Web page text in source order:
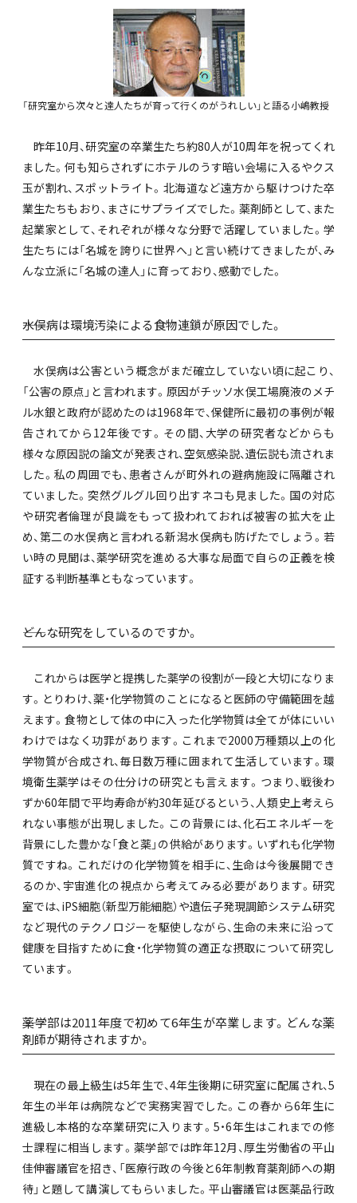
「研究室から次々と達人たちが育って行くのがうれしい」と語る小嶋教授
昨年10月、研究室の卒業生たち約80人が10周年を祝ってくれ
ました。何も知らされずにホテルのうす暗い会場に入るやクス
玉が割れ、スポットライト。北海道など遠方から駆けつけた卒
業生たちもおり、まさにサプライズでした。薬剤師として、また
起業家として、それぞれが様々な分野で活躍していました。学
生たちには「名城を誇りに世界へ」と言い続けてきましたが、み
んな立派に「名城の達人」に育っており、感動でした。
――水俣病は環境汚染による食物連鎖が原因でした。
水俣病は公害という概念がまだ確立していない頃に起こり、
「公害の原点」と言われます。原因がチッソ水俣工場廃液のメチ
ル水銀と政府が認めたのは1968年で、保健所に最初の事例が報
告されてから12年後です。その間、大学の研究者などからも
様々な原因説の論文が発表され、空気感染説、遺伝説も流されま
した。私の周囲でも、患者さんが町外れの避病施設に隔離され
ていました。突然グルグル回り出すネコも見ました。国の対応
や研究者倫理が良識をもって扱われておれば被害の拡大を止
め、第二の水俣病と言われる新潟水俣病も防げたでしょう。若
い時の見聞は、薬学研究を進める大事な局面で自らの正義を検
証する判断基準ともなっています。
――どんな研究をしているのですか。
これからは医学と提携した薬学の役割が一段と大切になりま
す。とりわけ、薬・化学物質のことになると医師の守備範囲を越
えます。食物として体の中に入った化学物質は全てが体にいい
わけではなく功罪があります。これまで2000万種類以上の化
学物質が合成され、毎日数万種に囲まれて生活しています。環
境衛生薬学はその仕分けの研究とも言えます。つまり、戦後わ
ずか60年間で平均寿命が約30年延びるという、人類史上考えら
れない事態が出現しました。この背景には、化石エネルギーを
背景にした豊かな「食と薬」の供給があります。いずれも化学物
質ですね。これだけの化学物質を相手に、生命は今後展開でき
るのか、宇宙進化の視点から考えてみる必要があります。研究
室では、iPS細胞（新型万能細胞）や遺伝子発現調節システム研究
など現代のテクノロジーを駆使しながら、生命の未来に沿って
健康を目指すために食・化学物質の適正な摂取について研究し
ています。
――薬学部は2011年度で初めて6年生が卒業します。どんな薬
剤師が期待されますか。
現在の最上級生は5年生で、4年生後期に研究室に配属され、5
年生の半年は病院などで実務実習でした。この春から6年生に
進級し本格的な卒業研究に入ります。5・6年生はこれまでの修
士課程に相当します。薬学部では昨年12月、厚生労働省の平山
佳伸審議官を招き、「医療行政の今後と6年制教育薬剤師への期
待」と題して講演してもらいました。平山審議官は医薬品行政